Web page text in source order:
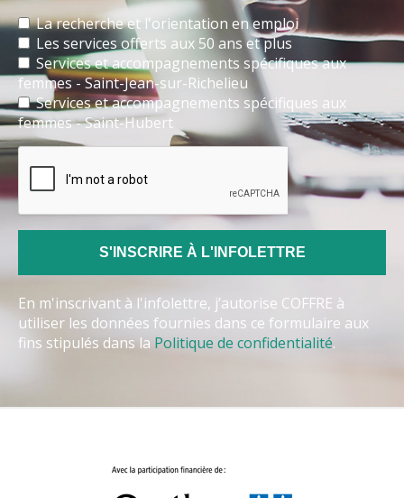
La recherche et l'orientation en emploi
Les services offerts aux 50 ans et plus
Services et accompagnements spécifiques aux
femmes - Saint-Jean-sur-Richelieu
Services et accompagnements spécifiques aux
femmes - Saint-Hubert
En m'inscrivant à l'infolettre, j’autorise COFFRE à
utiliser les données fournies dans ce formulaire aux
fins stipulés dans la Politique de confidentialité.